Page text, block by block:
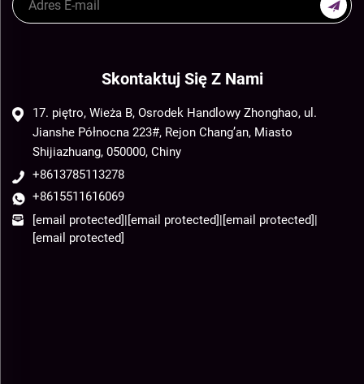
Skontaktuj Się Z Nami
17. piętro, Wieża B, Osrodek Handlowy Zhonghao, ul.
Jianshe Północna 223#, Rejon Chang’an, Miasto
Shijiazhuang, 050000, Chiny
+8613785113278
+8615511616069
[email protected]|[email protected]|[email protected]|
[email protected]